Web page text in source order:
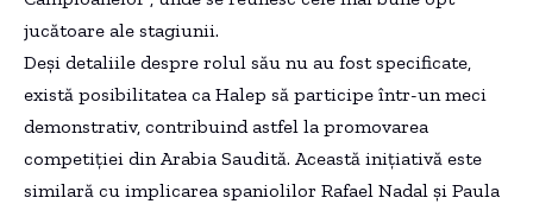
jucătoare ale stagiunii.
Deși detaliile despre rolul său nu au fost specificate,
există posibilitatea ca Halep să participe într-un meci
demonstrativ, contribuind astfel la promovarea
competiției din Arabia Saudită. Această inițiativă este
similară cu implicarea spaniolilor Rafael Nadal și Paula